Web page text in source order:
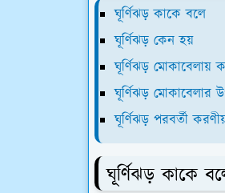
ঘূর্ণিঝড় কাকে বলে
ঘূর্ণিঝড় কেন হয়
ঘূর্ণিঝড় মোকাবেলায়
ঘূর্ণিঝড় মোকাবেলার
ঘূর্ণিঝড় পরবর্তী
ঘূর্ণিঝড় কাকে